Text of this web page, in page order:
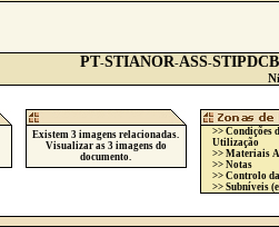
PT-STIANOR-ASS-STIPDCB
Existem 3 imagens relacionadas.
Visualizar as 3 imagens do
documento.
>> Condições
Utilização
>> Materiais
>> Notas
>> Controlo
>> Subníveis